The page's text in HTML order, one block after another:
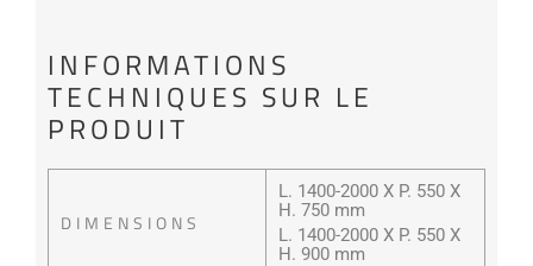
INFORMATIONS
TECHNIQUES SUR LE
PRODUIT
DIMENSIONS
L. 1400-2000 X P. 550 X
H. 750 mm
L. 1400-2000 X P. 550 X
H. 900 mm